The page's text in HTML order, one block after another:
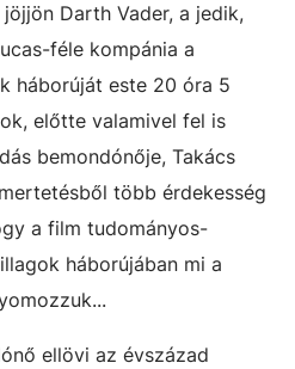
Darth Vader, a jedik,
féle kompánia a
háborúját este 20 óra 5
előtte valamivel fel is
bemondónője, Takács
több érdekesség
a film tudományos-
háborújában mi a
ellövi az évszázad